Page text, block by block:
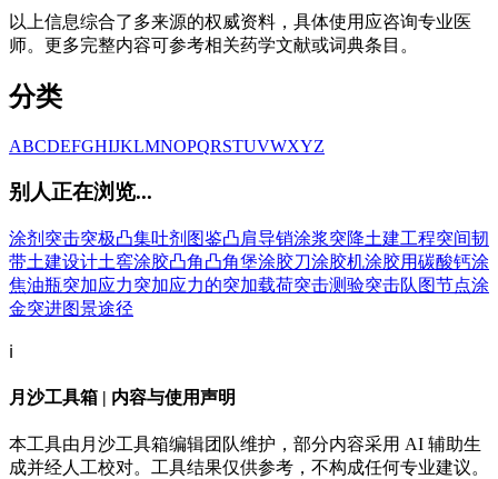
以上信息综合了多来源的权威资料，具体使用应咨询专业医
师。更多完整内容可参考相关药学文献或词典条目。
分类
ABCDEFGHIJKLMNOPQRSTUVWXYZ
别人正在浏览...
涂剂 突击突极凸集吐剂 图鉴凸肩导销涂浆突降土建工程突间韧
带土建设计土窖涂胶凸角凸角堡涂胶刀涂胶机涂胶用碳酸钙涂
焦油瓶突加应力突加应力的突加载荷突击测验突击队 图节点涂
金突进图景途径
ℹ️
月沙工具箱 | 内容与使用声明
本工具由月沙工具箱编辑团队维护，部分内容采用 AI 辅助生
成并经人工校对。工具结果仅供参考，不构成任何专业建议。